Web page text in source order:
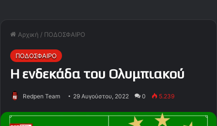
Αρχική / ΠΟΔΟΣΦΑΙΡΟ
ΠΟΔΟΣΦΑΙΡΟ
Η ενδεκάδα του Ολυμπιακού
Redpen Team 29 Αυγούστου, 2022 0 5.239